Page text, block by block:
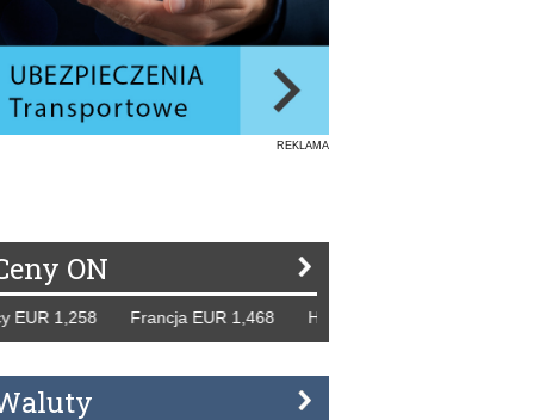
REKLAMA
ON
Francja EUR 1,468 Hiszpania EUR 1,229 WB GBP